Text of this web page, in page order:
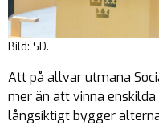
Bild: SD.
Att på allvar utmana
mer än att vinna
långsiktigt bygger